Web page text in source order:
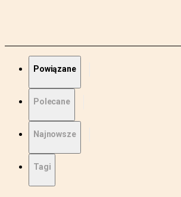
Powiązane
Polecane
Najnowsze
Tagi